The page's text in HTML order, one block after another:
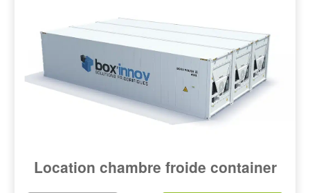
Location chambre froide container